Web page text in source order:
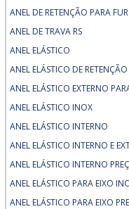
ANEL DE RETENÇÃO PARA
ANEL DE TRAVA RS
ANEL ELÁSTICO
ANEL ELÁSTICO DE RETENÇÃO
ANEL ELÁSTICO EXTERNO
ANEL ELÁSTICO INOX
ANEL ELÁSTICO INTERNO
ANEL ELÁSTICO INTERNO E
ANEL ELÁSTICO INTERNO
ANEL ELÁSTICO PARA EIXO
ANEL ELÁSTICO PARA EIXO